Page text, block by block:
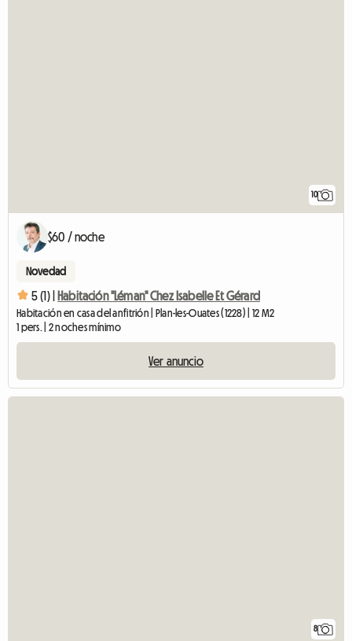
10
$60 / noche
Novedad
5 (1) | Habitación "Léman" Chez Isabelle Et Gérard
Habitación en casa del anfitrión | Plan-les-Ouates (1228) | 12 M2
1 pers. | 2 noches mínimo
Ver anuncio
8